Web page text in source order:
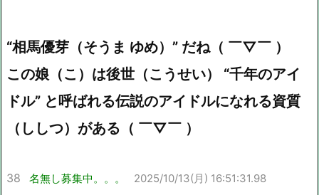
“相馬優芽（そうま ゆめ）” だね（ ￣▽￣ ）
この娘（こ）は後世（こうせい） “千年のアイ
ドル” と呼ばれる伝説のアイドルになれる資質
（ししつ）がある（ ￣▽￣ ）
38 名無し募集中。。。 2025/10/13(月) 16:51:31.98